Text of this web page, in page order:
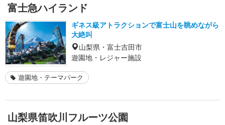
富士急ハイランド
ギネス級アトラクションで富士山を眺めながら
大絶叫
山梨県・富士吉田市
遊園地・レジャー施設
遊園地・テーマパーク
山梨県笛吹川フルーツ公園